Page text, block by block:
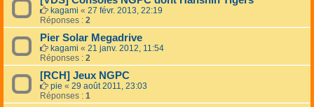
kagami « 27 févr. 2013, 22:19
Réponses : 2
Pier Solar Megadrive
kagami « 21 janv. 2012, 11:54
Réponses : 2
[RCH] Jeux NGPC
pie « 29 août 2011, 23:03
Réponses : 1